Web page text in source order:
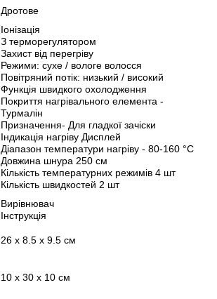
Дротове
Іонізація
З терморегулятором
Захист від перегріву
Режими: сухе / вологе волосся
Повітряний потік: низький / високий
Функція швидкого охолодження
Покриття нагрівального елемента -
Турмалін
Призначення- Для гладкої зачіски
Індикація нагріву Дисплей
Діапазон температури нагріву - 80-160 °C
Довжина шнура 250 см
Кількість температурних режимів 4 шт
Кількість швидкостей 2 шт
Вирівнювач
Інструкція
26 х 8.5 х 9.5 см
10 х 30 х 10 см